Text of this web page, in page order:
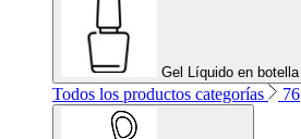
Gel Líquido en botella
Todos los productos categorías 76